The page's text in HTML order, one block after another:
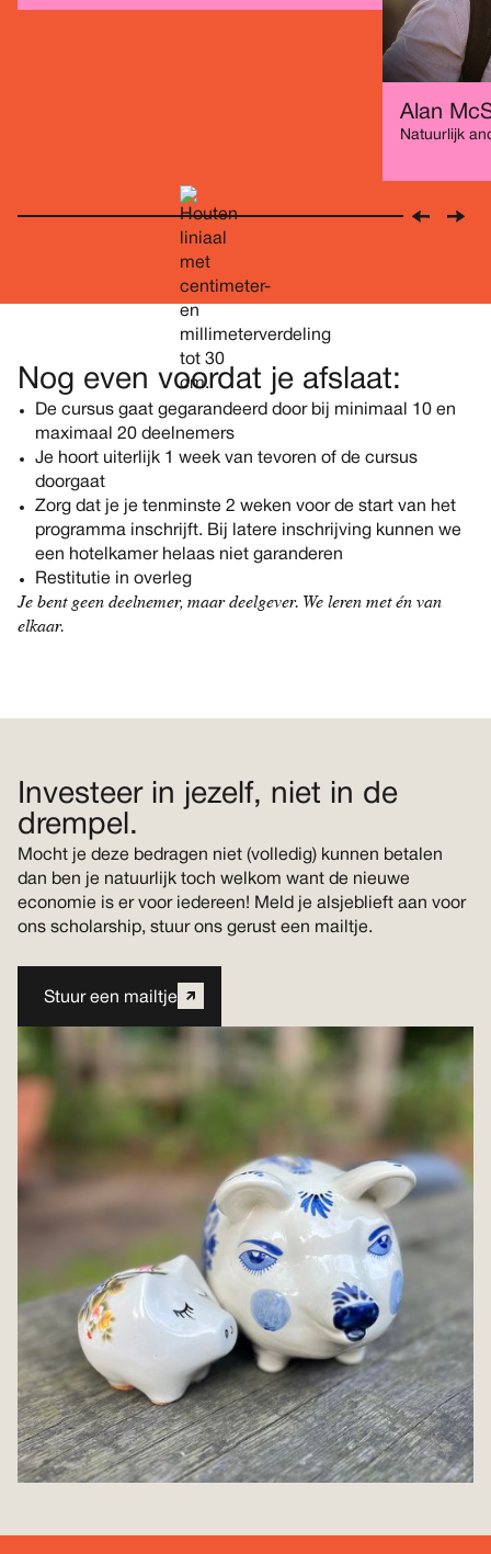
Alan
Natuurlijk
Nog even voordat je afslaat:
De cursus gaat gegarandeerd door bij minimaal 10 en
maximaal 20 deelnemers
Je hoort uiterlijk 1 week van tevoren of de cursus
doorgaat
Zorg dat je je tenminste 2 weken voor de start van het
programma inschrijft. Bij latere inschrijving kunnen we
een hotelkamer helaas niet garanderen
Restitutie in overleg
Je bent geen deelnemer, maar deelgever. We leren met én van
elkaar.
Investeer in jezelf, niet in de
drempel.
Mocht je deze bedragen niet (volledig) kunnen betalen
dan ben je natuurlijk toch welkom want de nieuwe
economie is er voor iedereen! Meld je alsjeblieft aan voor
ons scholarship, stuur ons gerust een mailtje.
Stuur een mailtje